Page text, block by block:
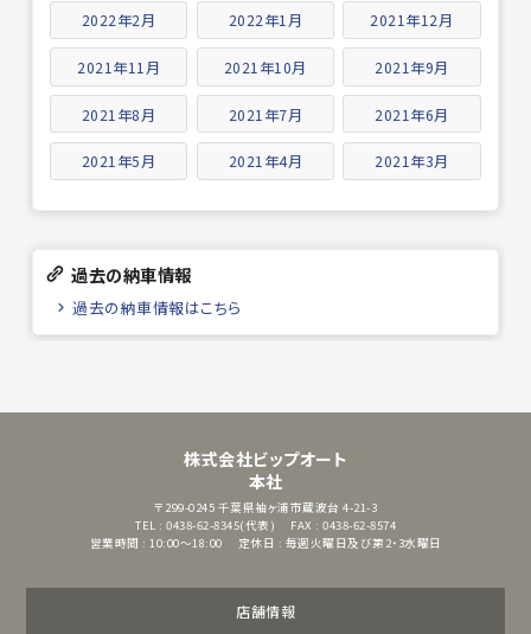
2022年2月 2022年1月 2021年12月
2021年11月 2021年10月 2021年9月
2021年8月 2021年7月 2021年6月
2021年5月 2021年4月 2021年3月
過去の納車情報
過去の納車情報はこちら
株式会社ビップオート
本社
〒299-0245 千葉県袖ヶ浦市蔵波台 4-21-3
TEL : 0438-62-8345(代表)
FAX : 0438-62-8574
営業時間 : 10:00～18:00
定休日 : 毎週火曜日及び第2・3水曜日
店舗情報